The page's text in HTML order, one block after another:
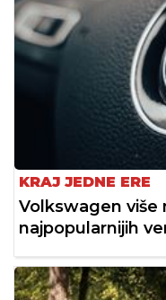
KRAJ JEDNE ERE
Volkswagen više
najpopularnijih